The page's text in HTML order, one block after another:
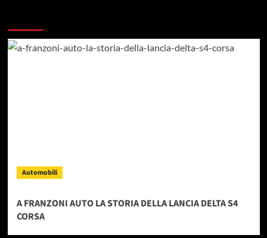
Automobili
A FRANZONI AUTO LA STORIA DELLA LANCIA DELTA S4
CORSA